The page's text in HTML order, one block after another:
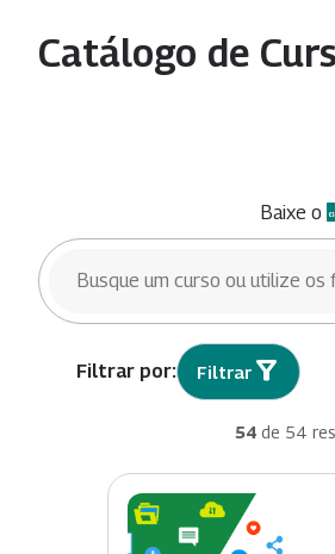
Catálogo de
Baixe o
BUSCAR CURSOS
Filtrar
54 de 54